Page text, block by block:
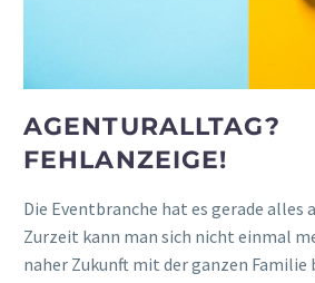
AGENTURALLTAG?
FEHLANZEIGE!
Die Eventbranche hat es gerade alles
Zurzeit kann man sich nicht einmal
naher Zukunft mit der ganzen Familie